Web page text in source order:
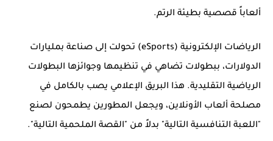
ألعاباً قصصية بطيئة الرتم.
الرياضات الإلكترونية (eSports) تحولت إلى صناعة بمليارات
الدولارات، ببطولات تضاهي في تنظيمها وجوائزها البطولات
الرياضية التقليدية. هذا البريق الإعلامي يصب بالكامل في
مصلحة ألعاب الأونلاين، ويجعل المطورين يطمحون لصنع
"اللعبة التنافسية التالية" بدلاً من "القصة الملحمية التالية".